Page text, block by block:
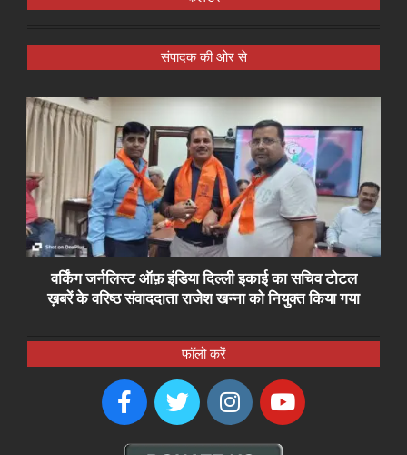
संपादक की ओर से
वर्किंग जर्नलिस्ट ऑफ़ इंडिया दिल्ली इकाई का सचिव टोटल
ख़बरें के वरिष्ठ संवाददाता राजेश खन्ना को नियुक्त किया गया
फॉलो करें